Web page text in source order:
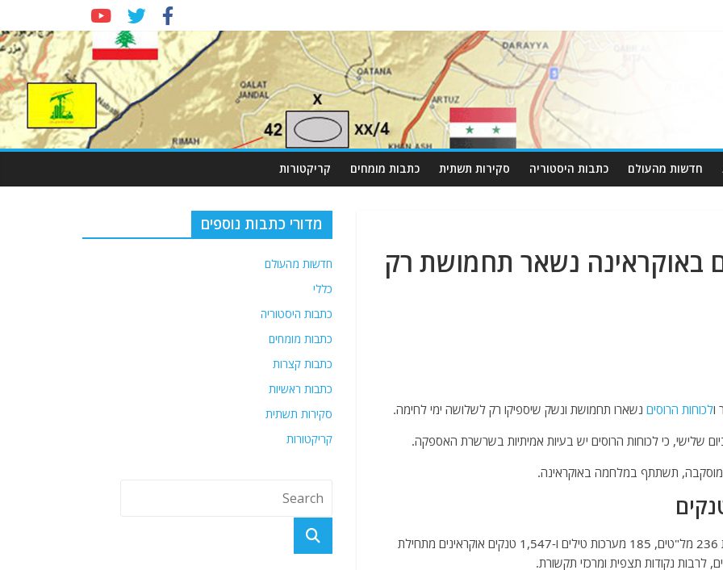
חדשות מהעולם כתבות היסטוריה סקירות תשתית כתבות מומחים קריקטורות
באוקראינה נשאר תחמושת רק
לכוחות הרוסים נשארו תחמושת ונשק שיספיקו רק לשלושה ימי לחימה.
שלישי, כי לכוחות הרוסים יש בעיות אמיתיות בשרשרת האספקה.
תשתתף במלחמה באוקראינה.
מנגד, משרד ההגנה הרוסי הודיע, ביום שלישי, על השמדת 236 מל"טים, 185 מערכות טילים ו-1,547 טנקים אוקראינים מתחילת
מדורי כתבות נוספים
חדשות מהעולם
כללי
כתבות היסטוריה
כתבות מומחים
כתבות קצרות
כתבות ראשיות
סקירות תשתית
קריקטורות